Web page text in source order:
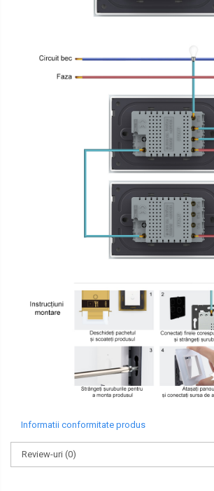
Informatii conformitate produs
Review-uri (0)